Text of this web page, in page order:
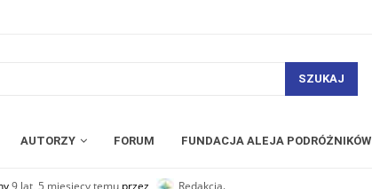
SZUKAJ
AUTORZY FORUM FUNDACJA ALEJA PODRÓŻNIKÓW
9 lat, 5 miesięcy temu przez Redakcja.